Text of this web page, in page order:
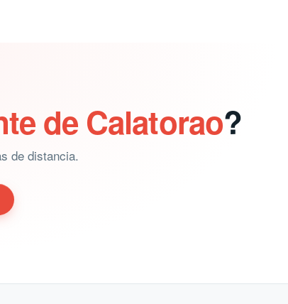
de Calatorao?
de distancia.